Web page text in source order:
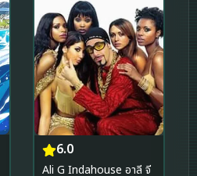
6.0
Ali G Indahouse อาลี จี